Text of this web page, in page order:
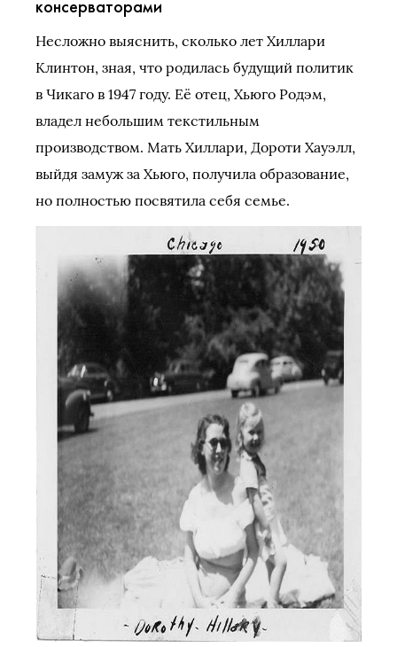
консерваторами
Несложно выяснить, сколько лет Хиллари
Клинтон, зная, что родилась будущий политик
в Чикаго в 1947 году. Её отец, Хьюго Родэм,
владел небольшим текстильным
производством. Мать Хиллари, Дороти Хауэлл,
выйдя замуж за Хьюго, получила образование,
но полностью посвятила себя семье.